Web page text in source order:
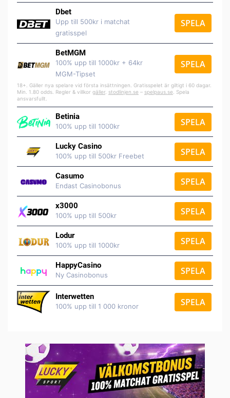
Dbet
Upp till 500kr i matchat
gratisspel
SPELA
BetMGM
100% upp till 1000kr + 64kr
MGM-Tipset
SPELA
18+. Gäller nya spelare vid första insättningen. Gratisspelet är giltigt i 60 dagar.
Min. 1.80 odds. Regler & villkor gäller stodlinjen.se – spelpaus.se . Spela
ansvarsfullt.
Betinia
100% upp till 1000kr SPELA
Lucky Casino
100% upp till 500kr Freebet SPELA
Casumo
Endast Casinobonus SPELA
x3000
100% upp till 500kr SPELA
Lodur
100% upp till 1000kr SPELA
HappyCasino
Ny Casinobonus SPELA
Interwetten
100% upp till 1 000 kronor SPELA